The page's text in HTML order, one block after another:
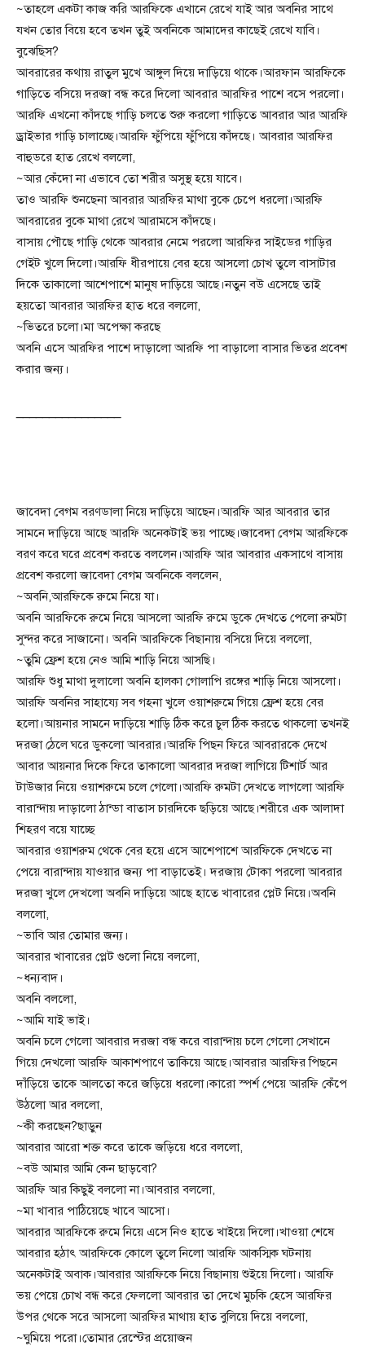
~তাহলে একটা কাজ করি আরফিকে এখানে রেখে যাই আর অবনির সাথে
যখন তোর বিয়ে হবে তখন তুই অবনিকে আমাদের কাছেই রেখে যাবি।
বুঝেছিস?
আবরারের কথায় রাতুল মুখে আঙ্গুল দিয়ে দাড়িয়ে থাকে।আরফান আরফিকে
গাড়িতে বসিয়ে দরজা বন্ধ করে দিলো আবরার আরফির পাশে বসে পরলো।
আরফি এখনো কাঁদছে গাড়ি চলতে শুরু করলো গাড়িতে আবরার আর আরফি
ড্রাইভার গাড়ি চালাচ্ছে।আরফি ফুঁপিয়ে ফুঁপিয়ে কাঁদছে। আবরার আরফির
বাহুডরে হাত রেখে বললো,
~আর কেঁদো না এভাবে তো শরীর অসুস্থ হয়ে যাবে।
তাও আরফি শুনছেনা আবরার আরফির মাথা বুকে চেপে ধরলো।আরফি
আবরারের বুকে মাথা রেখে আরামসে কাঁদছে।
বাসায় পৌছে গাড়ি থেকে আবরার নেমে পরলো আরফির সাইডের গাড়ির
গেইট খুলে দিলো।আরফি ধীরপায়ে বের হয়ে আসলো চোখ তুলে বাসাটার
দিকে তাকালো আশেপাশে মানুষ দাড়িয়ে আছে।নতুন বউ এসেছে তাই
হয়তো আবরার আরফির হাত ধরে বললো,
~ভিতরে চলো।মা অপেক্ষা করছে
অবনি এসে আরফির পাশে দাড়ালো আরফি পা বাড়ালো বাসার ভিতর প্রবেশ
করার জন্য।
জাবেদা বেগম বরণডালা নিয়ে দাড়িয়ে আছেন।আরফি আর আবরার তার
সামনে দাড়িয়ে আছে আরফি অনেকটাই ভয় পাচ্ছে।জাবেদা বেগম আরফিকে
বরণ করে ঘরে প্রবেশ করতে বললেন।আরফি আর আবরার একসাথে বাসায়
প্রবেশ করলো জাবেদা বেগম অবনিকে বললেন,
~অবনি,আরফিকে রুমে নিয়ে যা।
অবনি আরফিকে রুমে নিয়ে আসলো আরফি রুমে ডুকে দেখতে পেলো রুমটা
সুন্দর করে সাজানো। অবনি আরফিকে বিছানায় বসিয়ে দিয়ে বললো,
~তুমি ফ্রেশ হয়ে নেও আমি শাড়ি নিয়ে আসছি।
আরফি শুধু মাথা দুলালো অবনি হালকা গোলাপি রঙ্গের শাড়ি নিয়ে আসলো।
আরফি অবনির সাহায্যে সব গহনা খুলে ওয়াশরুমে গিয়ে ফ্রেশ হয়ে বের
হলো।আয়নার সামনে দাড়িয়ে শাড়ি ঠিক করে চুল ঠিক করতে থাকলো তখনই
দরজা ঠেলে ঘরে ডুকলো আবরার।আরফি পিছন ফিরে আবরারকে দেখে
আবার আয়নার দিকে ফিরে তাকালো আবরার দরজা লাগিয়ে টিশার্ট আর
টাউজার নিয়ে ওয়াশরুমে চলে গেলো।আরফি রুমটা দেখতে লাগলো আরফি
বারান্দায় দাড়ালো ঠান্ডা বাতাস চারদিকে ছড়িয়ে আছে।শরীরে এক আলাদা
শিহরণ বয়ে যাচ্ছে
আবরার ওয়াশরুম থেকে বের হয়ে এসে আশেপাশে আরফিকে দেখতে না
পেয়ে বারান্দায় যাওয়ার জন্য পা বাড়াতেই। দরজায় টোকা পরলো আবরার
দরজা খুলে দেখলো অবনি দাড়িয়ে আছে হাতে খাবারের প্লেট নিয়ে।অবনি
বললো,
~ভাবি আর তোমার জন্য।
আবরার খাবারের প্লেট গুলো নিয়ে বললো,
~ধন্যবাদ।
অবনি বললো,
~আমি যাই ভাই।
অবনি চলে গেলো আবরার দরজা বন্ধ করে বারান্দায় চলে গেলো সেখানে
গিয়ে দেখলো আরফি আকাশপাণে তাকিয়ে আছে।আবরার আরফির পিছনে
দাঁড়িয়ে তাকে আলতো করে জড়িয়ে ধরলো।কারো স্পর্শ পেয়ে আরফি কেঁপে
উঠলো আর বললো,
~কী করছেন?ছাড়ুন
আবরার আরো শক্ত করে তাকে জড়িয়ে ধরে বললো,
~বউ আমার আমি কেন ছাড়বো?
আরফি আর কিছুই বললো না।আবরার বললো,
~মা খাবার পাঠিয়েছে খাবে আসো।
আবরার আরফিকে রুমে নিয়ে এসে নিও হাতে খাইয়ে দিলো।খাওয়া শেষে
আবরার হঠাৎ আরফিকে কোলে তুলে নিলো আরফি আকস্মিক ঘটনায়
অনেকটাই অবাক।আবরার আরফিকে নিয়ে বিছানায় শুইয়ে দিলো। আরফি
ভয় পেয়ে চোখ বন্ধ করে ফেললো আবরার তা দেখে মুচকি হেসে আরফির
উপর থেকে সরে আসলো আরফির মাথায় হাত বুলিয়ে দিয়ে বললো,
~ঘুমিয়ে পরো।তোমার রেস্টের প্রয়োজন